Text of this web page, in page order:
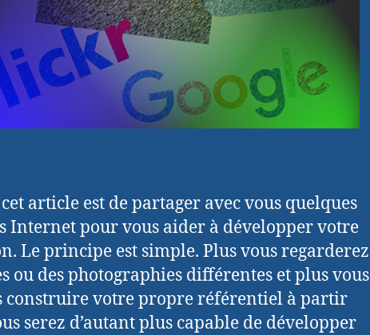
cet article est de partager avec vous quelques
Internet pour vous aider à développer votre
Le principe est simple. Plus vous regarderez
ou des photographies différentes et plus vous
construire votre propre référentiel à partir
serez d’autant plus capable de développer